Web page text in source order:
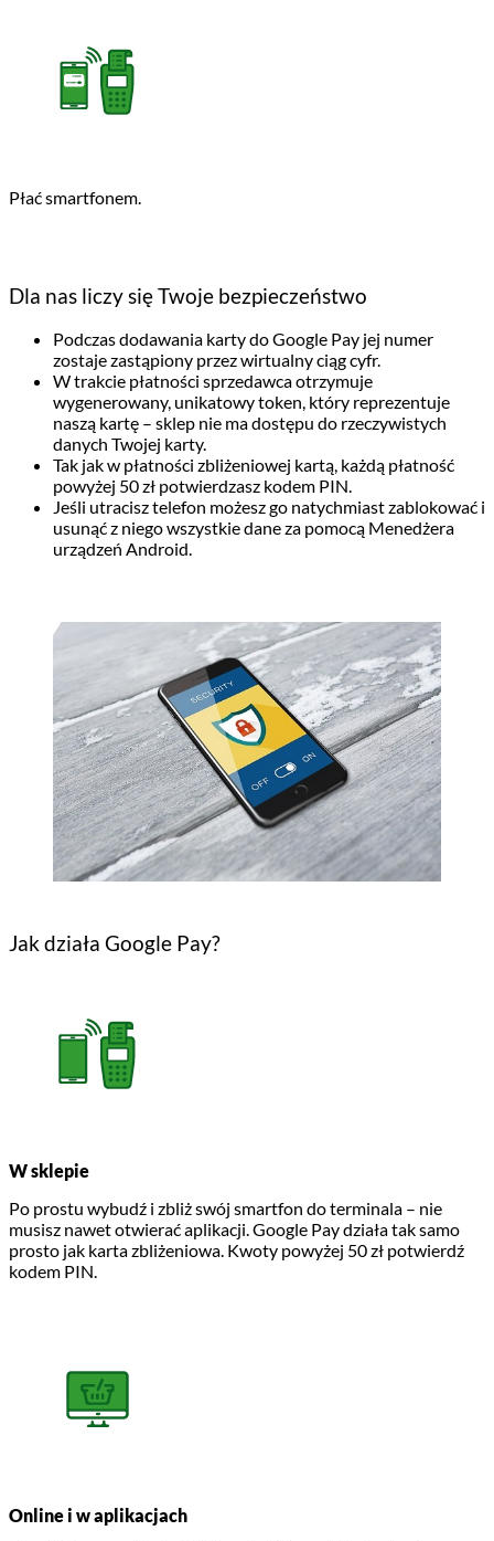
Płać smartfonem.
Dla nas liczy się Twoje bezpieczeństwo
Podczas dodawania karty do Google Pay jej numer
zostaje zastąpiony przez wirtualny ciąg cyfr.
W trakcie płatności sprzedawca otrzymuje
wygenerowany, unikatowy token, który reprezentuje
naszą kartę – sklep nie ma dostępu do rzeczywistych
danych Twojej karty.
Tak jak w płatności zbliżeniowej kartą, każdą płatność
powyżej 50 zł potwierdzasz kodem PIN.
Jeśli utracisz telefon możesz go natychmiast zablokować i
usunąć z niego wszystkie dane za pomocą Menedżera
urządzeń Android.
Jak działa Google Pay?
W sklepie
Po prostu wybudź i zbliż swój smartfon do terminala – nie
musisz nawet otwierać aplikacji. Google Pay działa tak samo
prosto jak karta zbliżeniowa. Kwoty powyżej 50 zł potwierdź
kodem PIN.
Online i w aplikacjach